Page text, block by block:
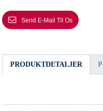
Send E-Mail Til Os
PRODUKTDETALJER